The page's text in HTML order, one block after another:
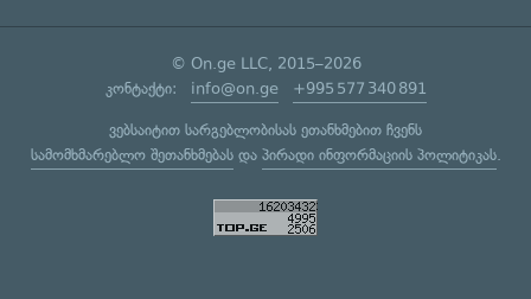
© On.ge LLC, 2015–2026
კონტაქტი: info@on.ge +995 577 340 891
ვებსაიტით სარგებლობისას ეთანხმებით ჩვენს
სამომხმარებლო შეთანხმებასდა პირადი ინფორმაციის პოლიტიკას.